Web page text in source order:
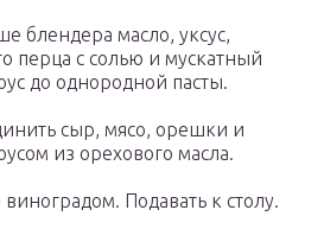
блендера масло, уксус,
перца с солью и мускатный
до однородной пасты.
сыр, мясо, орешки и
из орехового масла.
Подавать к столу.